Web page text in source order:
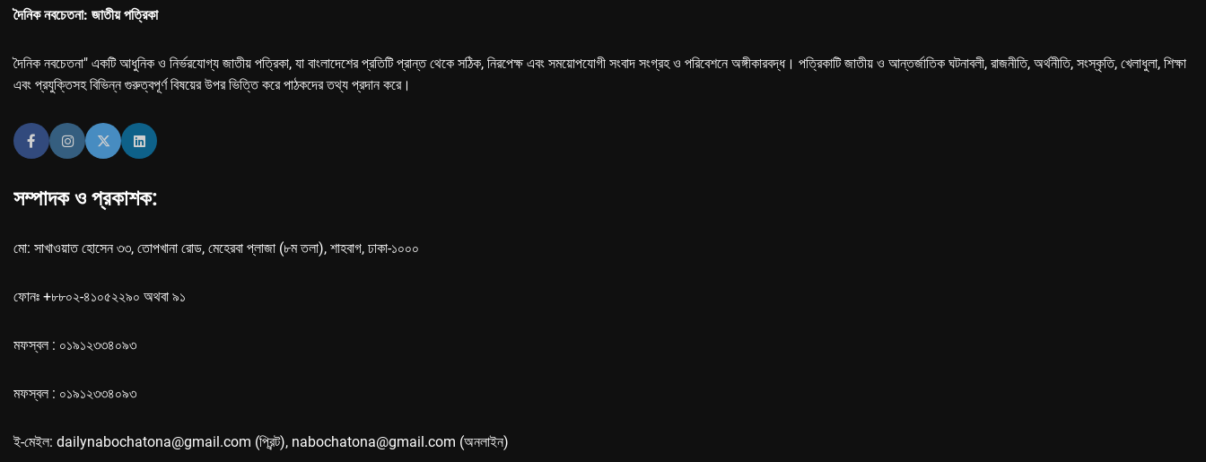
দৈনিক নবচেতনা: জাতীয় পত্রিকা
দৈনিক নবচেতনা" একটি আধুনিক ও নির্ভরযোগ্য জাতীয় পত্রিকা, যা বাংলাদেশের প্রতিটি প্রান্ত থেকে সঠিক, নিরপেক্ষ এবং সময়োপযোগী সংবাদ সংগ্রহ ও পরিবেশনে অঙ্গীকারবদ্ধ। পত্রিকাটি জাতীয় ও আন্তর্জাতিক ঘটনাবলী, রাজনীতি, অর্থনীতি, সংস্কৃতি, খেলাধুলা, শিক্ষা
এবং প্রযুক্তিসহ বিভিন্ন গুরুত্বপূর্ণ বিষয়ের উপর ভিত্তি করে পাঠকদের তথ্য প্রদান করে।
সম্পাদক ও প্রকাশক:
মো: সাখাওয়াত হোসেন ৩৩, তোপখানা রোড, মেহেরবা প্লাজা (৮ম তলা), শাহবাগ, ঢাকা-১০০০
ফোনঃ +৮৮০২-৪১০৫২২৯০ অথবা ৯১
মফস্বল : ০১৯১২৩৩৪০৯৩
মফস্বল : ০১৯১২৩৩৪০৯৩
ই-মেইল: dailynabochatona@gmail.com (প্রিন্ট), nabochatona@gmail.com (অনলাইন)